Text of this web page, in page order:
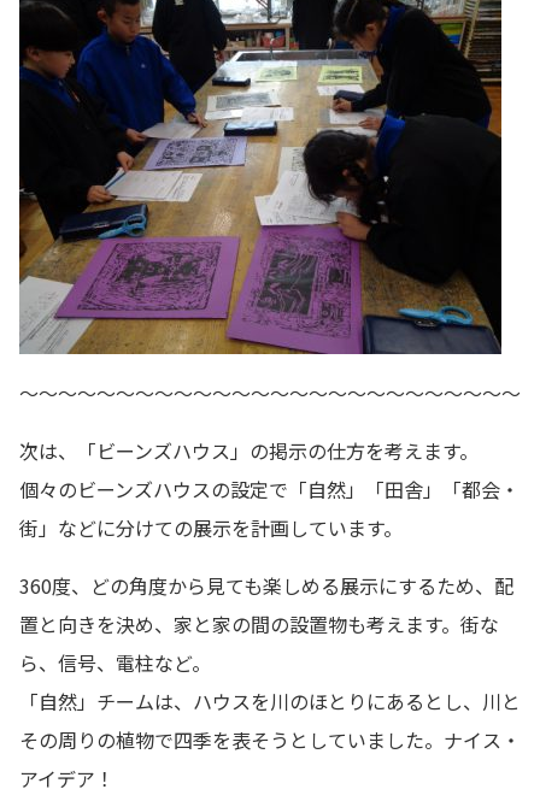
～～～～～～～～～～～～～～～～～～～～～～～～～～
次は、「ビーンズハウス」の掲示の仕方を考えます。
個々のビーンズハウスの設定で「自然」「田舎」「都会・
街」などに分けての展示を計画しています。
360度、どの角度から見ても楽しめる展示にするため、配
置と向きを決め、家と家の間の設置物も考えます。街な
ら、信号、電柱など。
「自然」チームは、ハウスを川のほとりにあるとし、川と
その周りの植物で四季を表そうとしていました。ナイス・
アイデア！